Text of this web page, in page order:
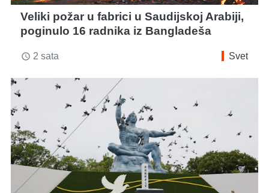
Veliki požar u fabrici u Saudijskoj Arabiji,
poginulo 16 radnika iz Bangladeša
access_time 2 sata Svet